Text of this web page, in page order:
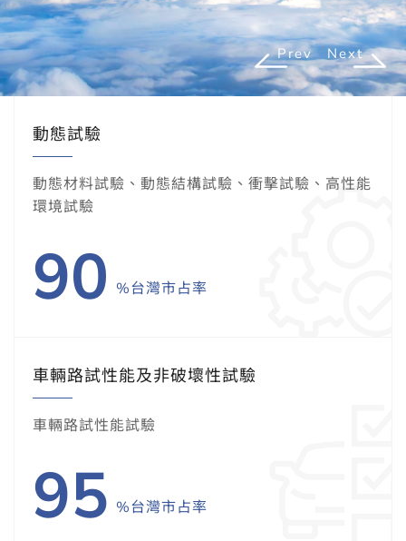
Next
Prev
動態試驗
動態材料試驗、動態結構試驗、衝擊試驗、高性能
環境試驗
90 %台灣市占率
車輛路試性能及非破壞性試驗
車輛路試性能試驗
95 %台灣市占率